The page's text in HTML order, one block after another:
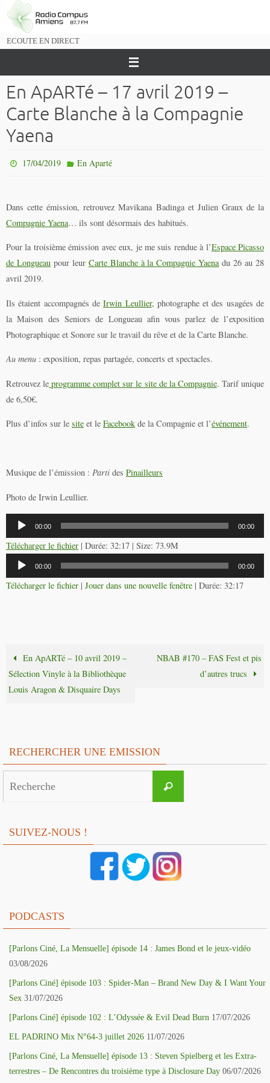
Passer
vers
ECOUTE EN DIRECT
En ApARTé – 17 avril 2019 –
Carte Blanche à la Compagnie
Yaena
17/04/2019 En Aparté
Dans cette émission, retrouvez Mavikana Badinga et Julien Graux de la
Compagnie Yaena… ils sont désormais des habitués.
Pour la troisième émission avec eux, je me suis rendue à l’Espace Picasso
de Longueaupour leur Carte Blanche à la Compagnie Yaenadu 26 au 28
avril 2019.
Ils étaient accompagnés deIrwin Leullier, photographe et des usagées de
la Maison des Seniors de Longueau afin vous parlez de l’exposition
Photographique et Sonore sur le travail du rêve et de la Carte Blanche.
Au menu : exposition, repas partagée, concerts et spectacles.
Retrouvez le programme complet sur le site de la Compagnie. Tarif unique
de 6,50€.
Plus d’infos sur le site et le Facebook de la Compagnie et l’événement.
Musique de l’émission : Parti des Pinailleurs
Photo de Irwin Leullier.
Lecteur
audio
00:00 00:00
Télécharger le fichier | Durée: 32:17 | Size: 73.9M
Lecteur
audio
00:00 00:00
Télécharger le fichier | Jouer dans une nouvelle fenêtre | Durée: 32:17
En ApARTé – 10 avril 2019 –
Sélection Vinyle à la Bibliothèque
Louis Aragon & Disquaire Days
NBAB #170 – FAS Fest et pis
d’autres trucs
RECHERCHER UNE EMISSION
Recherche
SUIVEZ-NOUS !
PODCASTS
[Parlons Ciné, La Mensuelle] épisode 14 : James Bond et le jeux-vidéo
03/08/2026
[Parlons Ciné] épisode 103 : Spider-Man – Brand New Day & I Want Your
Sex 31/07/2026
[Parlons Ciné] épisode 102 : L’Odyssée & Evil Dead Burn 17/07/2026
EL PADRINO Mix N°64-3 juillet 2026 11/07/2026
[Parlons Ciné, La Mensuelle] épisode 13 : Steven Spielberg et les Extra-
terrestres – De Rencontres du troisième type à Disclosure Day 06/07/2026